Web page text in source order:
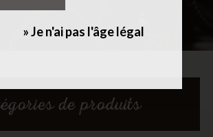
» Je n'ai pas l'âge légal
de produits